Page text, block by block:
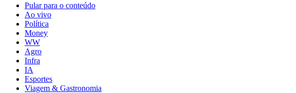
Pular para o conteúdo
Ao vivo
Política
Money
WW
Agro
Infra
IA
Esportes
Viagem & Gastronomia